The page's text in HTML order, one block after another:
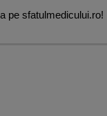
pe sfatulmedicului.ro!